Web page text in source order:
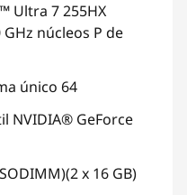
Ultra 7 255HX
núcleos P de
único 64
NVIDIA® GeForce
x 16 GB)